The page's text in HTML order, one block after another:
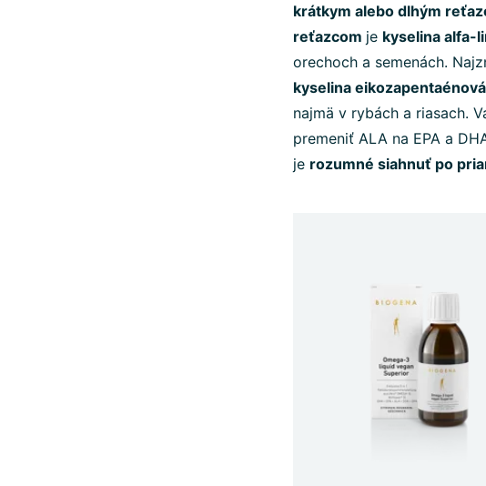
krátkym alebo dlhým
reťazcom je kyselina alfa-
orechoch a semenách.
kyselina
najmä v rybách a riasach.
premeniť ALA na EPA a
je rozumné siahnuť po